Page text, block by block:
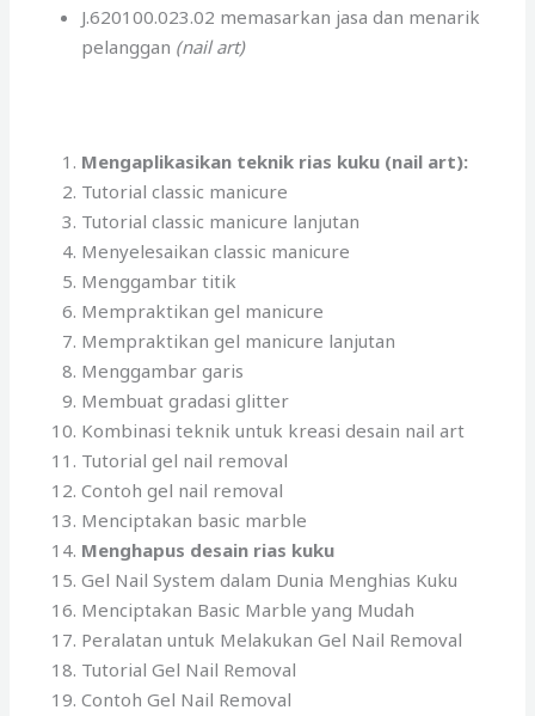
J.620100.023.02 memasarkan jasa dan menarik
pelanggan (nail art)
Mengaplikasikan teknik rias kuku (nail art):
Tutorial classic manicure
Tutorial classic manicure lanjutan
Menyelesaikan classic manicure
Menggambar titik
Mempraktikan gel manicure
Mempraktikan gel manicure lanjutan
Menggambar garis
Membuat gradasi glitter
Kombinasi teknik untuk kreasi desain nail art
Tutorial gel nail removal
Contoh gel nail removal
Menciptakan basic marble
Menghapus desain rias kuku
Gel Nail System dalam Dunia Menghias Kuku
Menciptakan Basic Marble yang Mudah
Peralatan untuk Melakukan Gel Nail Removal
Tutorial Gel Nail Removal
Contoh Gel Nail Removal